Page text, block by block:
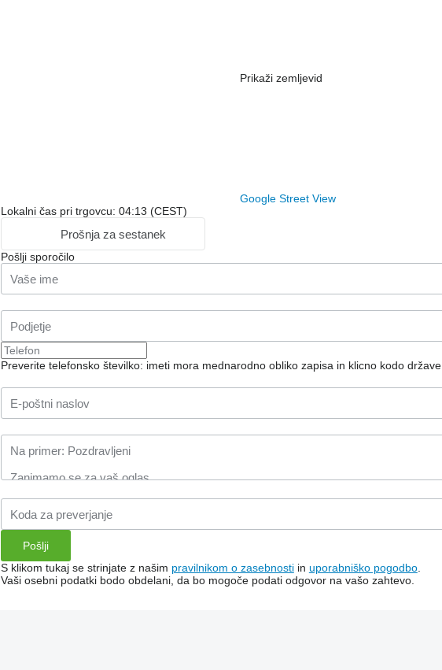
Prikaži zemljevid
Google Street View
Lokalni čas pri trgovcu: 04:13 (CEST)
Prošnja za sestanek
Pošlji sporočilo
Preverite telefonsko številko: imeti mora mednarodno obliko zapisa in klicno kodo države.
S klikom tukaj se strinjate z našim pravilnikom o zasebnostiin uporabniško pogodbo.
Vaši osebni podatki bodo obdelani, da bo mogoče podati odgovor na vašo zahtevo.